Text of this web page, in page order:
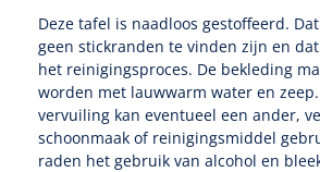
Opzetstukken voor bekers
Badkamerhulpmiddelen
Toiletverhogers
Penlight
Tongspatelhouders
Kantel
Tabouret
Fysiotechniek & hydromassage
Shockwave
Toiletpapier
Werkdoeken
Servietten
Naaldknippers
Stuwbanden
Alcoswabs
Onderzoekslampen
Dokterstassen & toebehoren
Tabouretten
Stitch cutters
Volledige bistouris
Bistourihouders
Niet inklevende verbanden
Absorberende verbanden
Deppers
Deze tafel is naadloos gestoffeerd.
geen stickranden te vinden zijn en
het reinigingsproces. De bekleding
worden met lauwwarm water en
vervuiling kan eventueel een ander,
schoonmaak of reinigingsmiddel
raden het gebruik van alcohol en